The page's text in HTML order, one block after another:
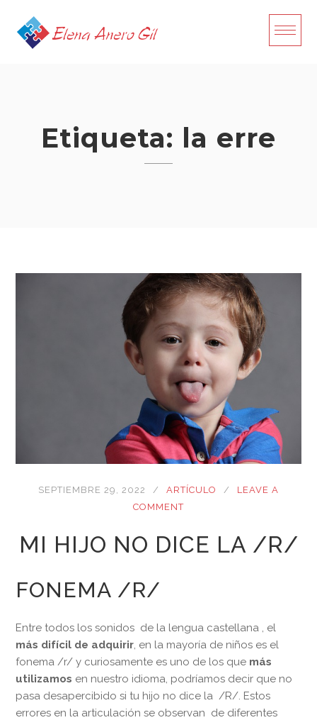
content
Etiqueta: la erre
SEPTIEMBRE 29, 2022 ARTÍCULO
LEAVE A
COMMENT
MI HIJO NO DICE LA /R/
FONEMA /R/
Entre todos los sonidos de la lengua castellana , el
más difícil de adquirir, en la mayoría de niños es el
fonema /r/ y curiosamente es uno de los que más
utilizamos en nuestro idioma, podríamos decir que no
pasa desapercibido si tu hijo no dice la /R/. Estos
errores en la articulación se observan de diferentes